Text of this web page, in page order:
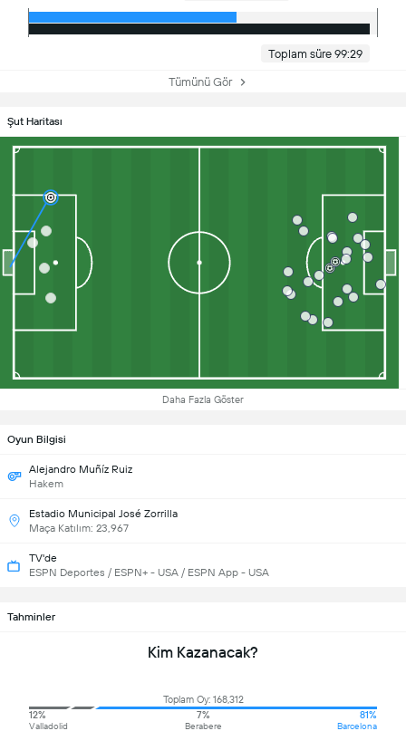
Toplam süre 99:29
Tümünü Gör
Şut Haritası
Daha Fazla Göster
Oyun Bilgisi
Alejandro Muñíz Ruiz
Hakem
Estadio Municipal José Zorrilla
Maça Katılım: 23,967
TV'de
ESPN Deportes / ESPN+ - USA / ESPN App - USA
Tahminler
Kim Kazanacak?
Toplam Oy: 168,312
12%
Valladolid
7%
Berabere
81%
Barcelona